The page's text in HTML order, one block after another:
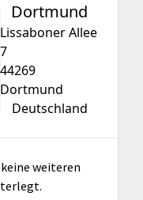
Dortmund
Lissaboner Allee
7
44269
Dortmund
Deutschland
weiteren